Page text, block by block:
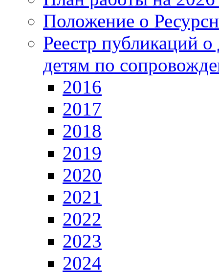
Положение о
Реестр публикаций
детям по
2016
2017
2018
2019
2020
2021
2022
2023
2024